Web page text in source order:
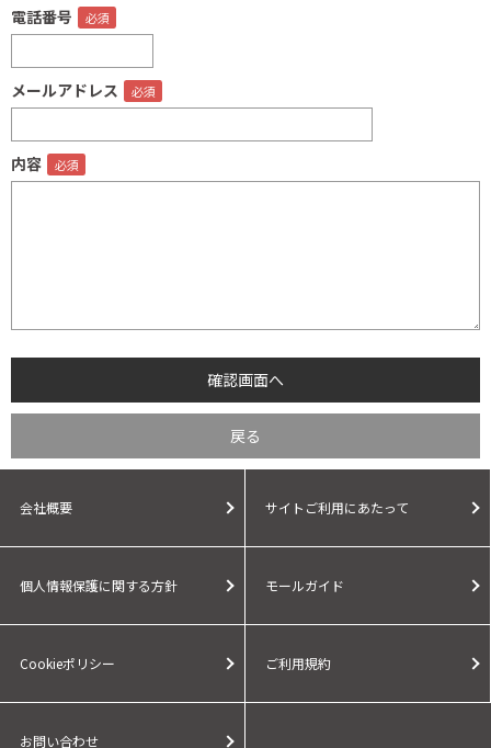
電話番号
メールアドレス
内容
会社概要 サイトご利用にあたって
個人情報保護に関する方針 モールガイド
Cookieポリシー ご利用規約
お問い合わせ